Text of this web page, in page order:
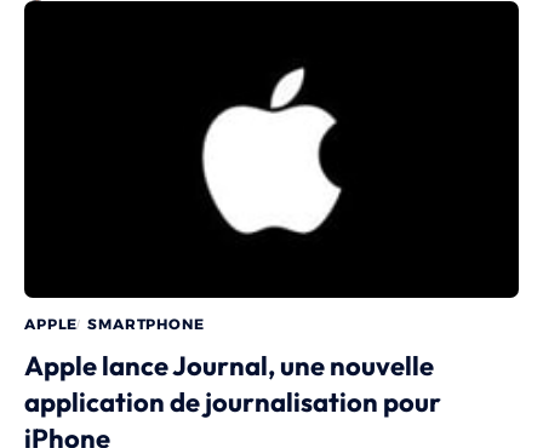
APPLE SMARTPHONE
Apple lance Journal, une nouvelle
application de journalisation pour
iPhone